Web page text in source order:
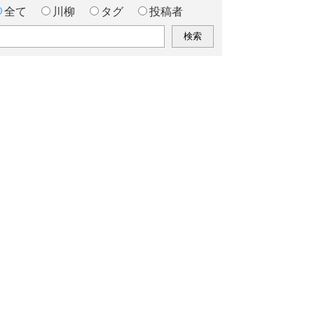
全て 川柳 タグ 投稿者